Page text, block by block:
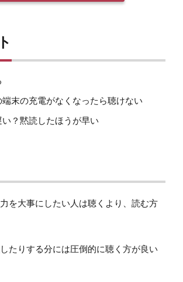
端末の充電がなくなったら聴けない
い？黙読したほうが早い
を大事にしたい人は聴くより、読む方
たりする分には圧倒的に聴く方が良い